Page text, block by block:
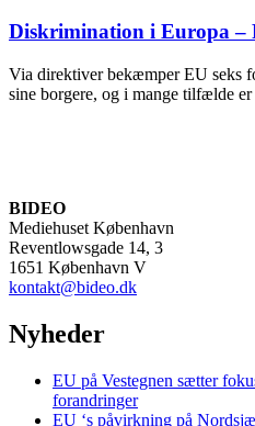
Diskrimination i Europa –
Via direktiver bekæmper EU seks
sine borgere, og i mange tilfælde
BIDEO
Mediehuset København
Reventlowsgade 14, 3
1651 København V
kontakt@bideo.dk
Nyheder
EU på Vestegnen sætter
forandringer
EU ‘s påvirkning på